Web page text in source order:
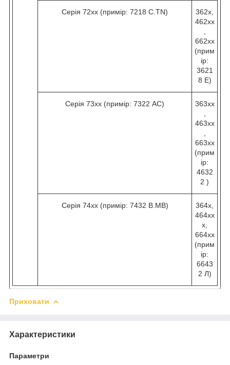
Серія 72хх (примір: 7218 C.TN)
362х,
462хх
662хх
(прим
ір:
3621
8 Е)
Серія 73хх (примір: 7322 AC)
363хх
463хх
663хх
(прим
ір:
4632
2 )
Серія 74хх (примір: 7432 B.МВ)
364х,
464хх
х,
664хх
(прим
ір:
6643
2 Л)
Приховати
Характеристики
Параметри